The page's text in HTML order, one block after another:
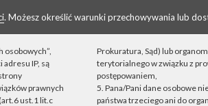
. Możesz określić warunki przechowywania lub
osobowych”,
adresu IP, są
prawnych
ust.1 lit.c
Prokuratura, Sąd) lub
terytorialnego w związku z
postępowaniem,
5. Pana/Pani dane osobowe
państwa trzeciego ani do